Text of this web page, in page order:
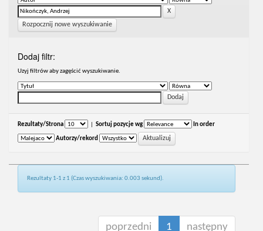
Rozpocznij nowe wyszukiwanie
Dodaj filtr:
Uzyj filtrów aby zagęścić wyszukiwanie.
Rezultaty/Strona Sortuj pozycje wg In order
Autorzy/rekord
Rezultaty 1-1 z 1 (Czas wyszukiwania: 0.003 sekund).
poprzedni 1 następny